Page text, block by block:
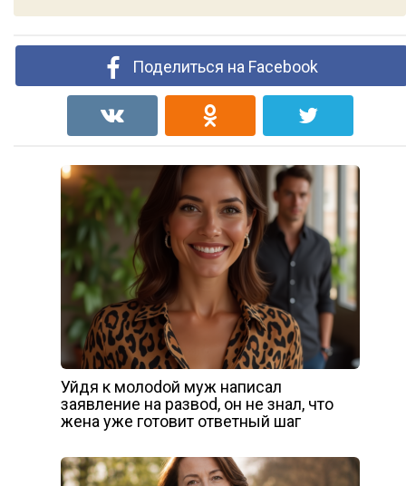
Поделиться на Facebook
Уйдя к молоdой муж написал
заявление на развоd, он не знал, что
жена уже готовит ответный шаг